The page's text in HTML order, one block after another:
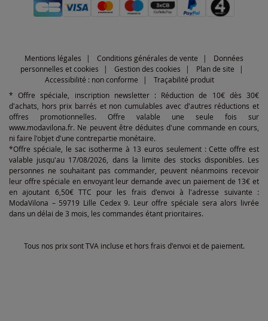
Mentions légales Conditions générales de vente
Données
personnelles et cookies
Gestion des cookies
Plan de site
Accessibilité : non conforme
Traçabilité produit
* Offre spéciale, inscription newsletter : Réduction de 10€ dès 30€
d'achats, hors prix barrés et non cumulables avec d'autres réductions et
offres promotionnelles. Offre valable une seule fois sur
www.modavilona.fr. Ne peuvent être déduites d'une commande en cours,
ni faire l'objet d'une contrepartie monétaire.
*Offre spéciale, le sac isotherme à 13 euros seulement : Cette offre est
valable jusqu'au 17/08/2026, dans la limite des stocks disponibles. Les
personnes ne souhaitant pas commander, peuvent néanmoins recevoir
leur offre spéciale en envoyant leur demande avec un paiement de 13€ et
en ajoutant 6,50€ TTC pour les frais d'envoi à l'adresse suivante :
ModaVilona – 59719 Lille Cedex 9. Leur offre spéciale sera alors livrée
dans un délai de 3 mois, les commandes étant prioritaires.
Tous nos prix sont TVA incluse et hors frais d'envoi et de paiement.